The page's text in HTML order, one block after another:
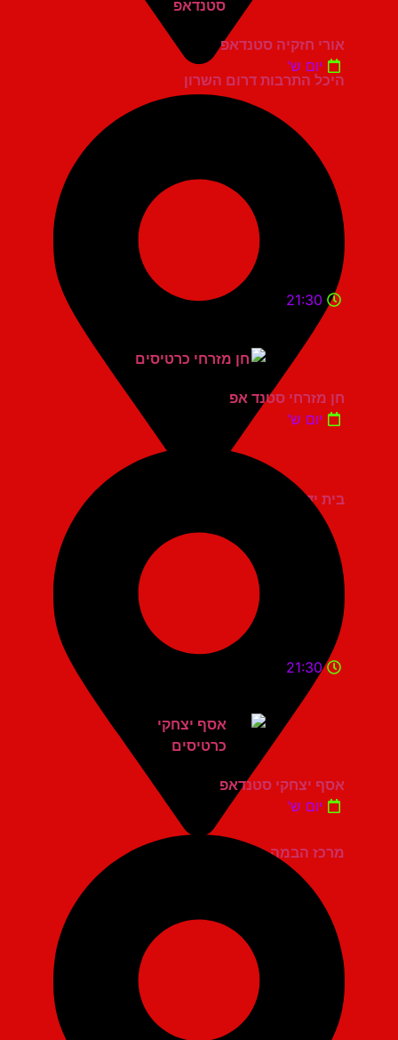
היכל התרבות דרום השרון
אורי חזקיה סטנדאפ
יום ש'
בית יד לבנים אשדוד
21:30
חן מזרחי סטנד אפ
יום ש'
מרכז הבמה גני תקווה
21:30
אסף יצחקי סטנדאפ
יום ש'